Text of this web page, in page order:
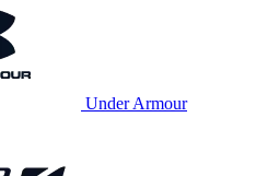
Under Armour